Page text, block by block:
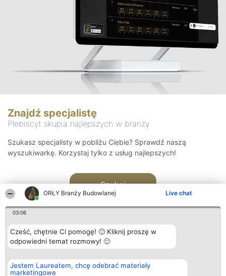
ORŁY Branży Budowlanej Live chat
03:06
Cześć, chętnie Ci pomogę! 🙂 Kliknij proszę w
odpowiedni temat rozmowy! 🙂
Jestem Laureatem, chcę odebrać materiały
marketingowe
Znajdź specjalistę
Plebiscyt skupia najlepszych w branży
Szukasz specjalisty w pobliżu Ciebie? Sprawdź naszą
wyszukiwarkę. Korzystaj tylko z usług najlepszych!
Szukaj
Organizator plebiscytu
Bright Side Solutions sp. z o.
o. sp. k.
Plebiscyt
Laureaci
Kontakt
Kontakt